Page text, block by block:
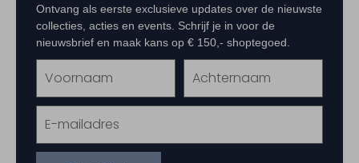
Ontvang als eerste exclusieve updates over de nieuwste
collecties, acties en events. Schrijf je in voor de
nieuwsbrief en maak kans op € 150,- shoptegoed.